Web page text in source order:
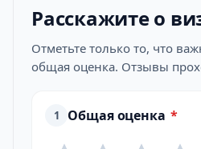
Расскажите о
Отметьте только то, что
общая оценка. Отзывы
1 Общая оценка *